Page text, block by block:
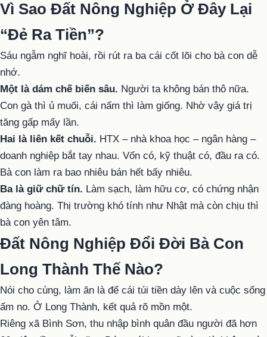
Vì Sao Đất Nông Nghiệp Ở Đây Lại
“Đẻ Ra Tiền”?
Sáu ngẫm nghĩ hoài, rồi rút ra ba cái cốt lõi cho bà con dễ
nhớ.
Một là dám chế biến sâu. Người ta không bán thô nữa.
Con gà thì ủ muối, cái nấm thì làm giống. Nhờ vậy giá trị
tăng gấp mấy lần.
Hai là liên kết chuỗi. HTX – nhà khoa học – ngân hàng –
doanh nghiệp bắt tay nhau. Vốn có, kỹ thuật có, đầu ra có.
Bà con làm ra bao nhiêu bán hết bấy nhiêu.
Ba là giữ chữ tín. Làm sạch, làm hữu cơ, có chứng nhận
đàng hoàng. Thị trường khó tính như Nhật mà còn chịu thì
bà con yên tâm.
Đất Nông Nghiệp Đổi Đời Bà Con
Long Thành Thế Nào?
Nói cho cùng, làm ăn là để cái túi tiền dày lên và cuộc sống
ấm no. Ở Long Thành, kết quả rõ mồn một.
Riêng xã Bình Sơn, thu nhập bình quân đầu người đã hơn